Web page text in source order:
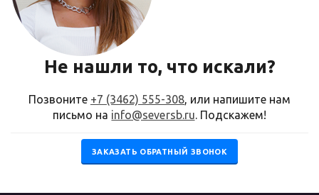
Не нашли то, что искали?
Позвоните +7 (3462) 555-308, или напишите нам
письмо на info@seversb.ru. Подскажем!
ЗАКАЗАТЬ ОБРАТНЫЙ ЗВОНОК